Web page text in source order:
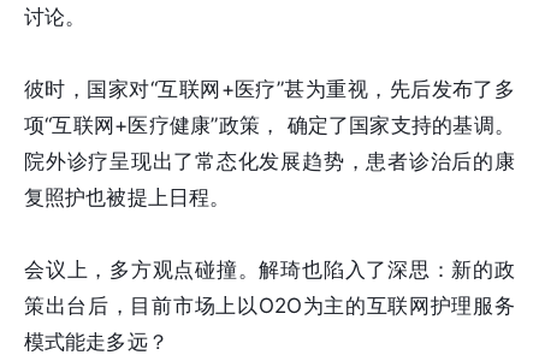
讨论。
彼时，国家对“互联网+医疗”甚为重视，先后发布了多
项“互联网+医疗健康”政策， 确定了国家支持的基调。
院外诊疗呈现出了常态化发展趋势，患者诊治后的康
复照护也被提上日程。
会议上，多方观点碰撞。解琦也陷入了深思：新的政
策出台后，目前市场上以O2O为主的互联网护理服务
模式能走多远？